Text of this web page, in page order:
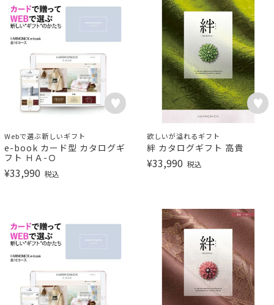
Webで選ぶ新しいギフト
e-book カード型 カタログギ
フト ＨＡ-Ｏ
¥33,990 税込
欲しいが溢れるギフト
絆 カタログギフト 高貴
¥33,990 税込